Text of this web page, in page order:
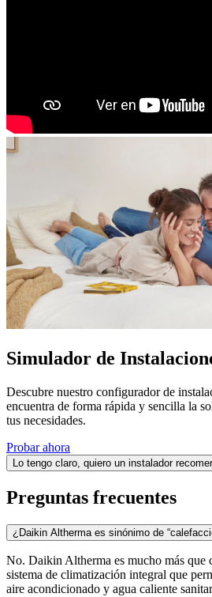
Simulador de
Descubre nuestro configurador de
encuentra de forma rápida y sencilla la
tus necesidades.
Probar ahora
Lo tengo claro, quiero un instalador
Preguntas frecuentes
¿Daikin Altherma es sinónimo de
No. Daikin Altherma es mucho más que
sistema de climatización integral que
aire acondicionado y agua caliente